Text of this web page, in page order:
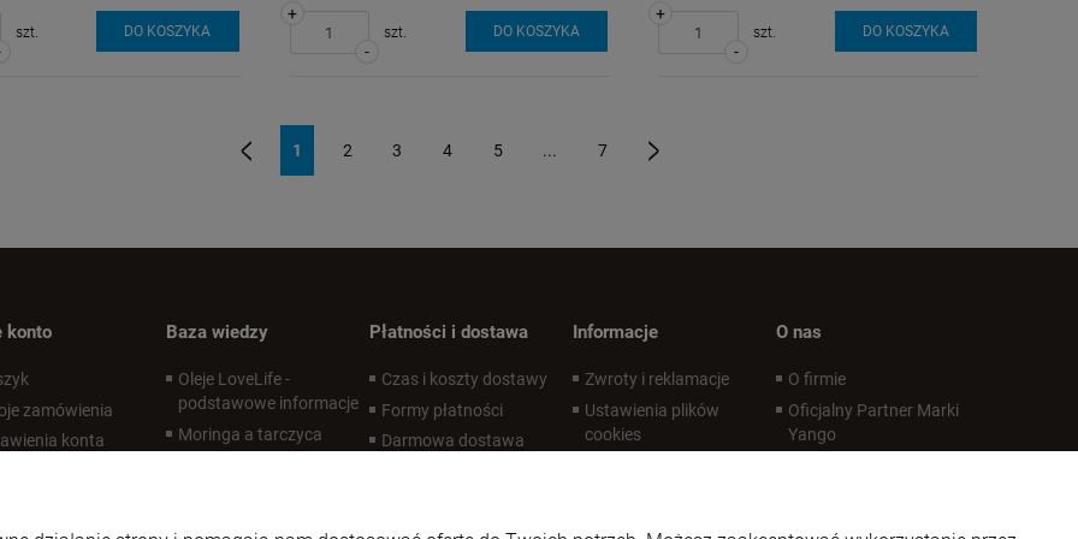
szt. DO KOSZYKA
-
+
szt. DO KOSZYKA
-
+
szt. DO KOSZYKA
1 2 3 4 5 ... 7
konto
zamówienia
konta
Baza wiedzy
Oleje LoveLife -
podstawowe informacje
Moringa a tarczyca
Płatności i dostawa
Czas i koszty dostawy
Formy płatności
Darmowa dostawa
Informacje
Zwroty i reklamacje
Ustawienia plików
cookies
O nas
O firmie
Oficjalny Partner Marki
Yango